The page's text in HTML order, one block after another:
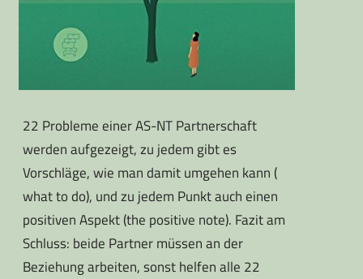
22 Probleme einer AS-NT Partnerschaft
werden aufgezeigt, zu jedem gibt es
Vorschläge, wie man damit umgehen kann (
what to do), und zu jedem Punkt auch einen
positiven Aspekt (the positive note). Fazit am
Schluss: beide Partner müssen an der
Beziehung arbeiten, sonst helfen alle 22